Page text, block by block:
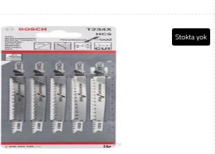
Stokta yok